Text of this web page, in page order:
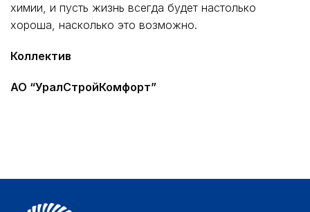
химии, и пусть жизнь всегда будет настолько
хороша, насколько это возможно.
Коллектив
АО “УралСтройКомфорт”